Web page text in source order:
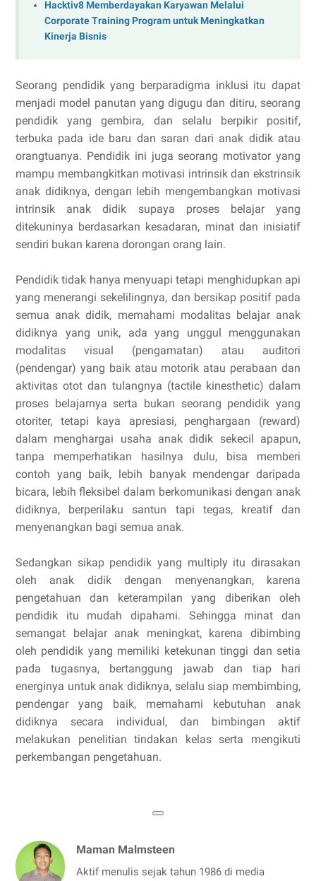
Hacktiv8 Memberdayakan Karyawan Melalui
Corporate Training Program untuk Meningkatkan
Kinerja Bisnis
Seorang pendidik yang berparadigma inklusi itu dapat
menjadi model panutan yang digugu dan ditiru, seorang
pendidik yang gembira, dan selalu berpikir positif,
terbuka pada ide baru dan saran dari anak didik atau
orangtuanya. Pendidik ini juga seorang motivator yang
mampu membangkitkan motivasi intrinsik dan ekstrinsik
anak didiknya, dengan lebih mengembangkan motivasi
intrinsik anak didik supaya proses belajar yang
ditekuninya berdasarkan kesadaran, minat dan inisiatif
sendiri bukan karena dorongan orang lain.
Pendidik tidak hanya menyuapi tetapi menghidupkan api
yang menerangi sekelilingnya, dan bersikap positif pada
semua anak didik, memahami modalitas belajar anak
didiknya yang unik, ada yang unggul menggunakan
modalitas visual (pengamatan) atau auditori
(pendengar) yang baik atau motorik atau perabaan dan
aktivitas otot dan tulangnya (tactile kinesthetic) dalam
proses belajarnya serta bukan seorang pendidik yang
otoriter, tetapi kaya apresiasi, penghargaan (reward)
dalam menghargai usaha anak didik sekecil apapun,
tanpa memperhatikan hasilnya dulu, bisa memberi
contoh yang baik, lebih banyak mendengar daripada
bicara, lebih fleksibel dalam berkomunikasi dengan anak
didiknya, berperilaku santun tapi tegas, kreatif dan
menyenangkan bagi semua anak.
Sedangkan sikap pendidik yang multiply itu dirasakan
oleh anak didik dengan menyenangkan, karena
pengetahuan dan keterampilan yang diberikan oleh
pendidik itu mudah dipahami. Sehingga minat dan
semangat belajar anak meningkat, karena dibimbing
oleh pendidik yang memiliki ketekunan tinggi dan setia
pada tugasnya, bertanggung jawab dan tiap hari
energinya untuk anak didiknya, selalu siap membimbing,
pendengar yang baik, memahami kebutuhan anak
didiknya secara individual, dan bimbingan aktif
melakukan penelitian tindakan kelas serta mengikuti
perkembangan pengetahuan.
Maman Malmsteen
Aktif menulis sejak tahun 1986 di media